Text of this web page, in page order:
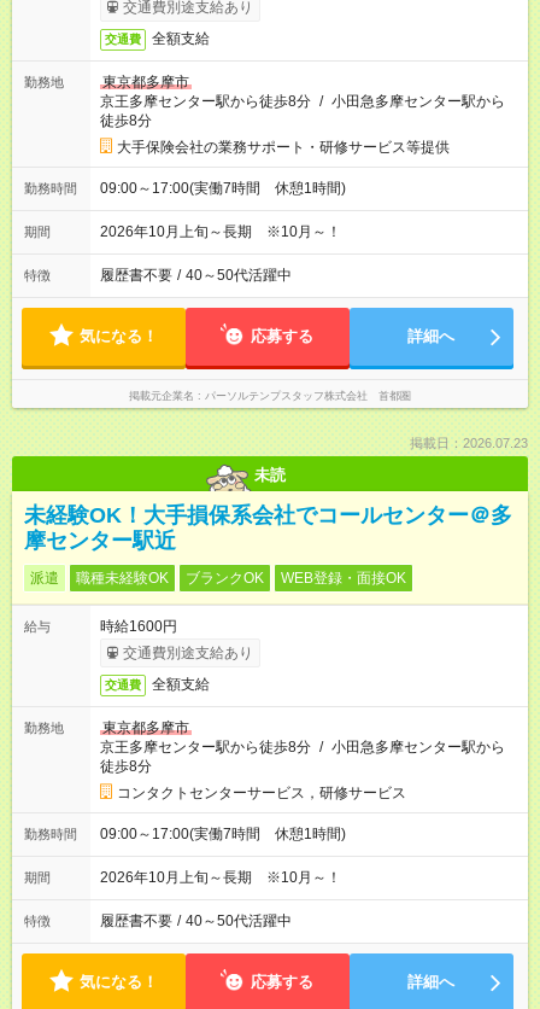
交通費別途支給あり
交通費 全額支給
勤務地
東京都多摩市
京王多摩センター駅から徒歩8分 / 小田急多摩センター駅から
徒歩8分
大手保険会社の業務サポート・研修サービス等提供
勤務時間 09:00～17:00(実働7時間 休憩1時間)
期間 2026年10月上旬～長期 ※10月～！
特徴 履歴書不要 / 40～50代活躍中
気になる！ 応募する 詳細へ
掲載元企業名 パーソルテンプスタッフ株式会社 首都圏
掲載日：2026.07.23
未読
未経験OK！大手損保系会社でコールセンター＠多
摩センター駅近
派遣 職種未経験OK ブランクOK WEB登録・面接OK
給与
時給1600円
交通費別途支給あり
交通費 全額支給
勤務地
東京都多摩市
京王多摩センター駅から徒歩8分 / 小田急多摩センター駅から
徒歩8分
コンタクトセンターサービス，研修サービス
勤務時間 09:00～17:00(実働7時間 休憩1時間)
期間 2026年10月上旬～長期 ※10月～！
特徴 履歴書不要 / 40～50代活躍中
気になる！ 応募する 詳細へ